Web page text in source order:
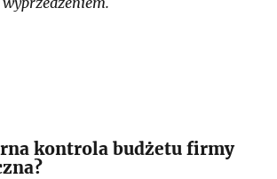
kontrola budżetu firmy